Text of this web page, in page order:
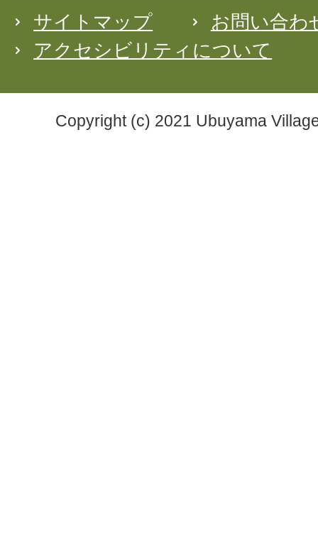
サイトマップ
お問い合わ
アクセシビリティについて
Copyright (c) 2021 Ubuyama